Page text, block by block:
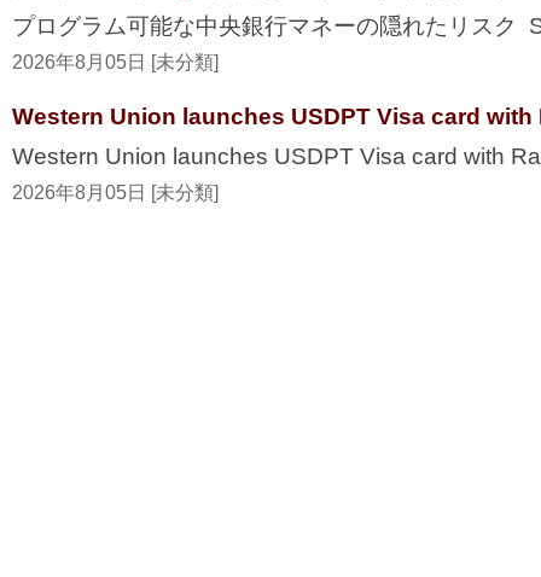
プログラム可能な中央銀行マネーの隠れたリスク
2026年8月05日 [未分類]
Western Union launches USDPT Visa card
Western Union launches USDPT Visa card with
2026年8月05日 [未分類]